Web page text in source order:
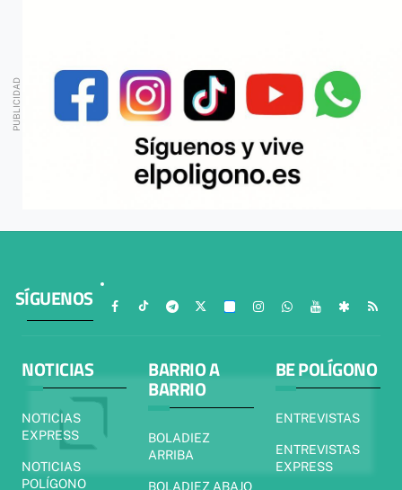
SÍGUENOS
NOTICIAS
NOTICIAS
EXPRESS
NOTICIAS
POLÍGONO
BARRIO A
BARRIO
BOLADIEZ
ARRIBA
BOLADIEZ ABAJO
BE POLÍGONO
ENTREVISTAS
ENTREVISTAS
EXPRESS